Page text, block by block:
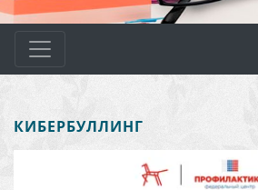
КИБЕРБУЛЛИНГ